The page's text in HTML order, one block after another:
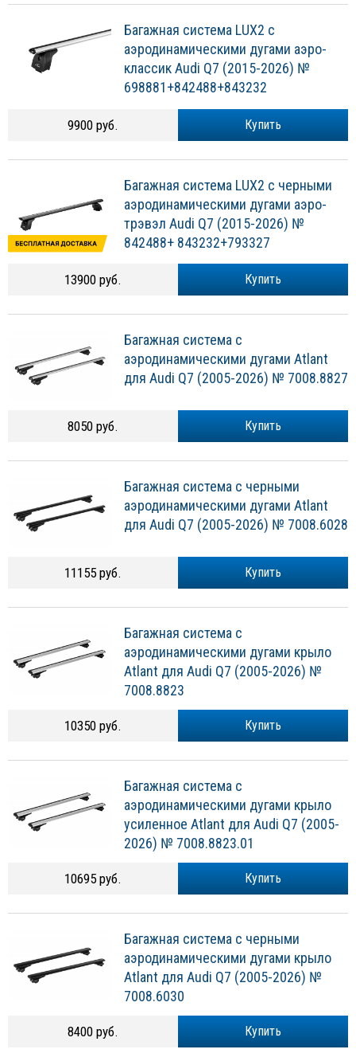
Багажная система LUX2 с
аэродинамическими дугами аэро-
классик Audi Q7 (2015-2026) №
698881+842488+843232
Купить
9900 руб.
Багажная система LUX2 с черными
аэродинамическими дугами аэро-
трэвэл Audi Q7 (2015-2026) №
842488+ 843232+793327
Купить
13900 руб.
Багажная система с
аэродинамическими дугами Atlant
для Audi Q7 (2005-2026) № 7008.8827
Купить
8050 руб.
Багажная система с черными
аэродинамическими дугами Atlant
для Audi Q7 (2005-2026) № 7008.6028
Купить
11155 руб.
Багажная система с
аэродинамическими дугами крыло
Atlant для Audi Q7 (2005-2026) №
7008.8823
Купить
10350 руб.
Багажная система с
аэродинамическими дугами крыло
усиленное Atlant для Audi Q7 (2005-
2026) № 7008.8823.01
Купить
10695 руб.
Багажная система с черными
аэродинамическими дугами крыло
Atlant для Audi Q7 (2005-2026) №
7008.6030
Купить
8400 руб.